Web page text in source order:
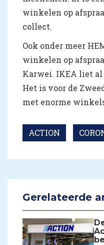
winkelen op
collect.
Ook onder meer
winkelen op
Karwei. IKEA liet
Het is voor de
met enorme
ACTION
Gerelateerde